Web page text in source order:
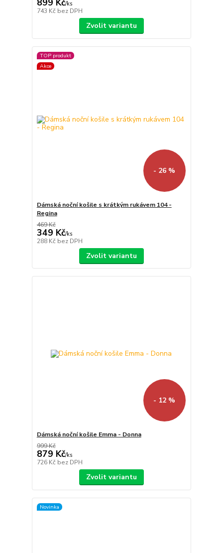
899 Kč/ks
743 Kč bez DPH
Zvolit variantu
TOP produkt
Akce
- 26 %
Dámská noční košile s krátkým rukávem 104 -
Regina
469 Kč
349 Kč/ks
288 Kč bez DPH
Zvolit variantu
- 12 %
Dámská noční košile Emma - Donna
999 Kč
879 Kč/ks
726 Kč bez DPH
Zvolit variantu
Novinka